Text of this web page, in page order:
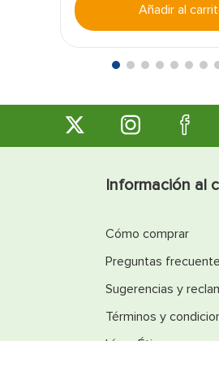
Añadir al
Información al
Cómo comprar
Preguntas
Sugerencias y
Términos y
Línea Ética